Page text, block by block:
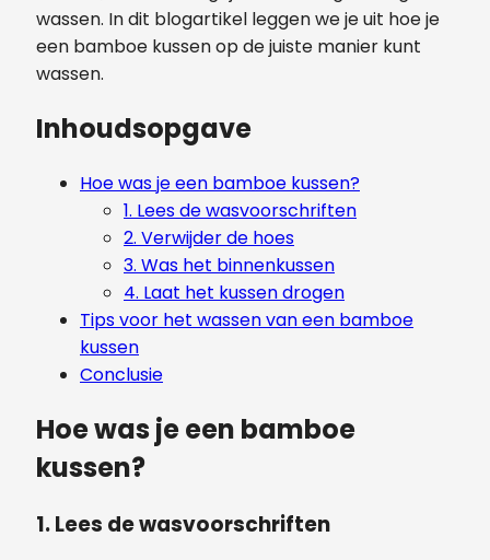
wassen. In dit blogartikel leggen we je uit hoe je
een bamboe kussen op de juiste manier kunt
wassen.
Inhoudsopgave
Hoe was je een bamboe kussen?
1. Lees de wasvoorschriften
2. Verwijder de hoes
3. Was het binnenkussen
4. Laat het kussen drogen
Tips voor het wassen van een bamboe
kussen
Conclusie
Hoe was je een bamboe
kussen?
1. Lees de wasvoorschriften